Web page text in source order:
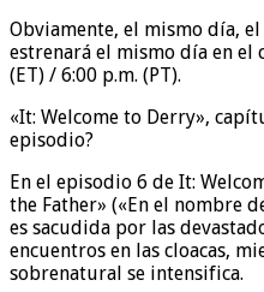
Obviamente, el mismo día,
estrenará el mismo día en el
(ET) / 6:00 p.m. (PT).
«It: Welcome to Derry»,
episodio?
En el episodio 6 de It:
the Father» («En el nombre
es sacudida por las
encuentros en las cloacas,
sobrenatural se intensifica.